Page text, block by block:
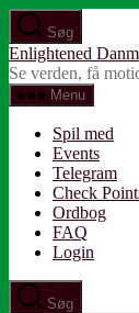
Spring
til
indholdet
Søg
Enlightened
Se verden, få
Menu
Spil med
Events
Telegram
Check
Ordbog
FAQ
Login
Søg